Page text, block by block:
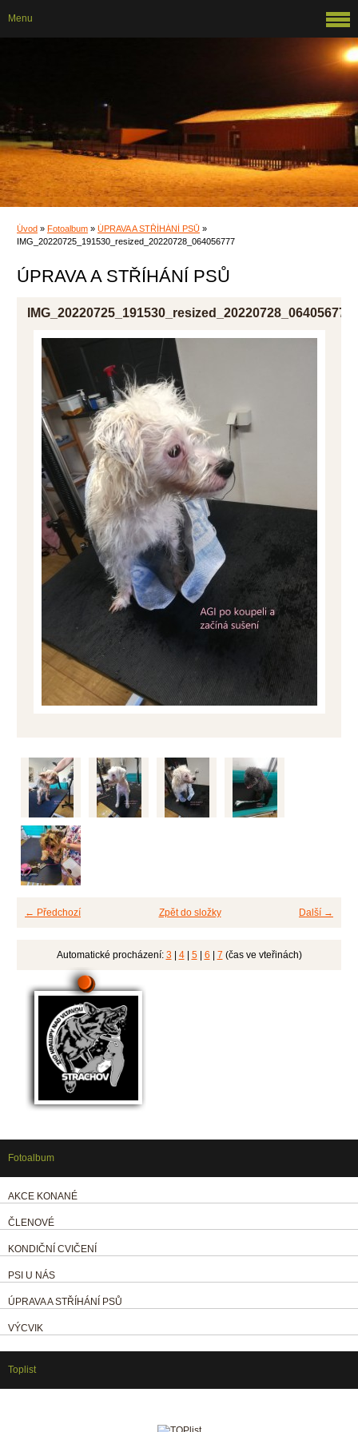
Úvod » Fotoalbum » ÚPRAVA A STŘÍHÁNÍ PSŮ »
IMG_20220725_191530_resized_20220728_064056777
ÚPRAVA A STŘÍHÁNÍ PSŮ
IMG_20220725_191530_resized_20220728_064056777
← Předchozí Další →
Zpět do složky
Automatické procházení: 3 4| 5| 6 7 (čas ve vteřinách)
Menu
Fotoalbum
AKCE KONANÉ
ČLENOVÉ
KONDIČNÍ CVIČENÍ
PSI U NÁS
ÚPRAVA A STŘÍHÁNÍ PSŮ
VÝCVIK
Toplist